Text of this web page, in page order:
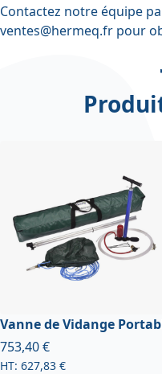
Contactez notre équipe
ventes@hermeq.fr pour
Vanne de Vidange
À partir de
753,40 €
627,83 €